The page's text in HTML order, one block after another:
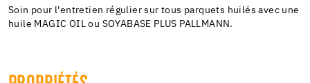
Soin pour l'entretien régulier sur tous parquets huilés avec une
huile MAGIC OIL ou SOYABASE PLUS PALLMANN.